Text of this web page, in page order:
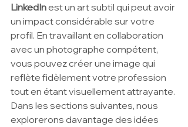
LinkedIn est un art subtil qui peut avoir
un impact considérable sur votre
profil. En travaillant en collaboration
avec un photographe compétent,
vous pouvez créer une image qui
reflète fidèlement votre profession
tout en étant visuellement attrayante.
Dans les sections suivantes, nous
explorerons davantage des idées